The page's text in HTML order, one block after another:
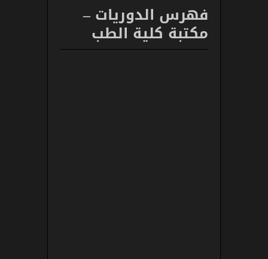
فهرس الدوريات –
مكتبة كلية الطب